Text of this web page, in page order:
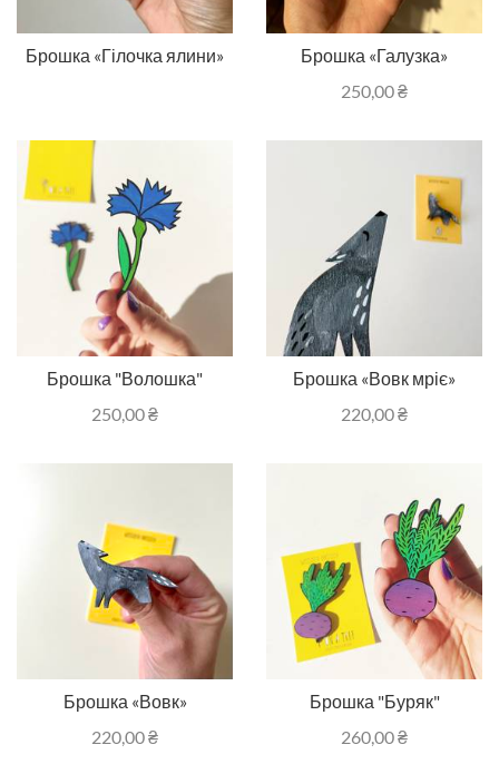
Брошка «Гілочка ялини»
Брошка «Галузка»
250,00₴
Брошка "Волошка"
250,00₴
Брошка «Вовк мріє»
220,00₴
Брошка «Вовк»
220,00₴
Брошка "Буряк"
260,00₴